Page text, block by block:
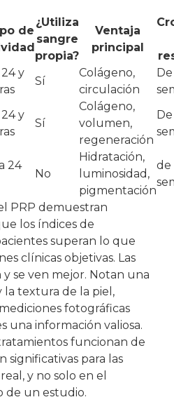
de
¿Utiliza
sangre
propia?
Ventaja
principal
y
Sí
Colágeno,
circulación
y
Sí
Colágeno,
volumen,
regeneración
De
24
No
Hidratación,
luminosidad,
pigmentación
de
PRP demuestran
los índices de
superan lo que
clínicas objetivas. Las
y se ven mejor. Notan una
la textura de la piel,
fotográficas
una información valiosa.
funcionan de
significativas para las
y no solo en el
de un estudio.